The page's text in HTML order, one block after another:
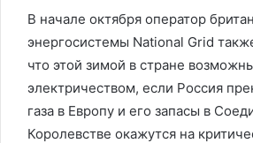
В начале октября оператор
энергосистемы National Grid
что этой зимой в стране
электричеством, если Россия
газа в Европу и его запасы в
Королевстве окажутся на